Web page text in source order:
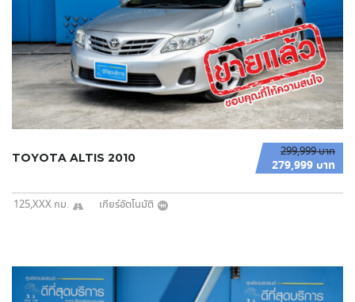
299,999 บาท
279,999 บาท
TOYOTA ALTIS 2010
125,XXX กม. เกียร์อัตโนมัติ